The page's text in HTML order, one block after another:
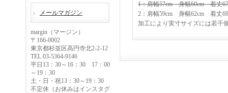
メールマガジン
margin（マージン）
〒166-0002
東京都杉並区高円寺北2-2-12
TEL 03-5364-9146
平日13：30～16：30 17：00
～19：30
土・日・祝13：30～19：30
不定休（お休みはインスタグ
1：肩幅57cm 身幅60cm 着丈
2：肩幅59cm 身幅62cm 着丈
加工により実寸サイズには若干